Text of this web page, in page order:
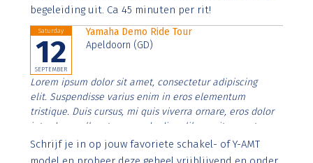
begeleiding uit. Ca 45 minuten per rit!
Saturday
12
SEPTEMBER
Yamaha Demo Ride Tour
Apeldoorn (GD)
Lorem ipsum dolor sit amet, consectetur adipiscing
elit. Suspendisse varius enim in eros elementum
tristique. Duis cursus, mi quis viverra ornare, eros dolor
interdum nulla, ut commodo diam libero vitae erat.
Aenean faucibus nibh et justo cursus id rutrum lorem
imperdiet. Nunc ut sem vitae risus tristique posuere.
Schrijf je in op jouw favoriete schakel- of Y-AMT